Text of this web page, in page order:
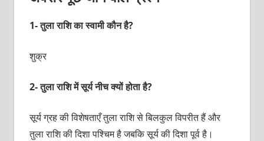
1- तुला राशि का स्वामी कौन है?
शुक्र
2- तुला राशि में सूर्य नीच क्यों होता है?
सूर्य ग्रह की विशेषताएँ तुला राशि से बिलकुल विपरीत हैं और
तुला राशि की दिशा पश्चिम है जबकि सूर्य की दिशा पूर्व है।